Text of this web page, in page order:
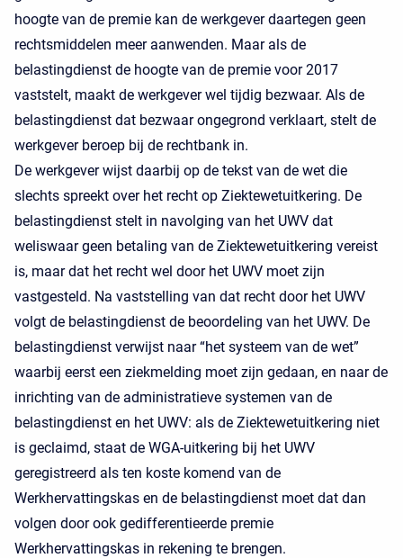
hoogte van de premie kan de werkgever daartegen geen
rechtsmiddelen meer aanwenden. Maar als de
belastingdienst de hoogte van de premie voor 2017
vaststelt, maakt de werkgever wel tijdig bezwaar. Als de
belastingdienst dat bezwaar ongegrond verklaart, stelt de
werkgever beroep bij de rechtbank in.
De werkgever wijst daarbij op de tekst van de wet die
slechts spreekt over het recht op Ziektewetuitkering. De
belastingdienst stelt in navolging van het UWV dat
weliswaar geen betaling van de Ziektewetuitkering vereist
is, maar dat het recht wel door het UWV moet zijn
vastgesteld. Na vaststelling van dat recht door het UWV
volgt de belastingdienst de beoordeling van het UWV. De
belastingdienst verwijst naar “het systeem van de wet”
waarbij eerst een ziekmelding moet zijn gedaan, en naar de
inrichting van de administratieve systemen van de
belastingdienst en het UWV: als de Ziektewetuitkering niet
is geclaimd, staat de WGA-uitkering bij het UWV
geregistreerd als ten koste komend van de
Werkhervattingskas en de belastingdienst moet dat dan
volgen door ook gedifferentieerde premie
Werkhervattingskas in rekening te brengen.